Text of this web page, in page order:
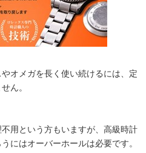
オメガを長く使い続けるには、定
ん。
用という方もいますが、高級時計
にはオーバーホールは必要です。